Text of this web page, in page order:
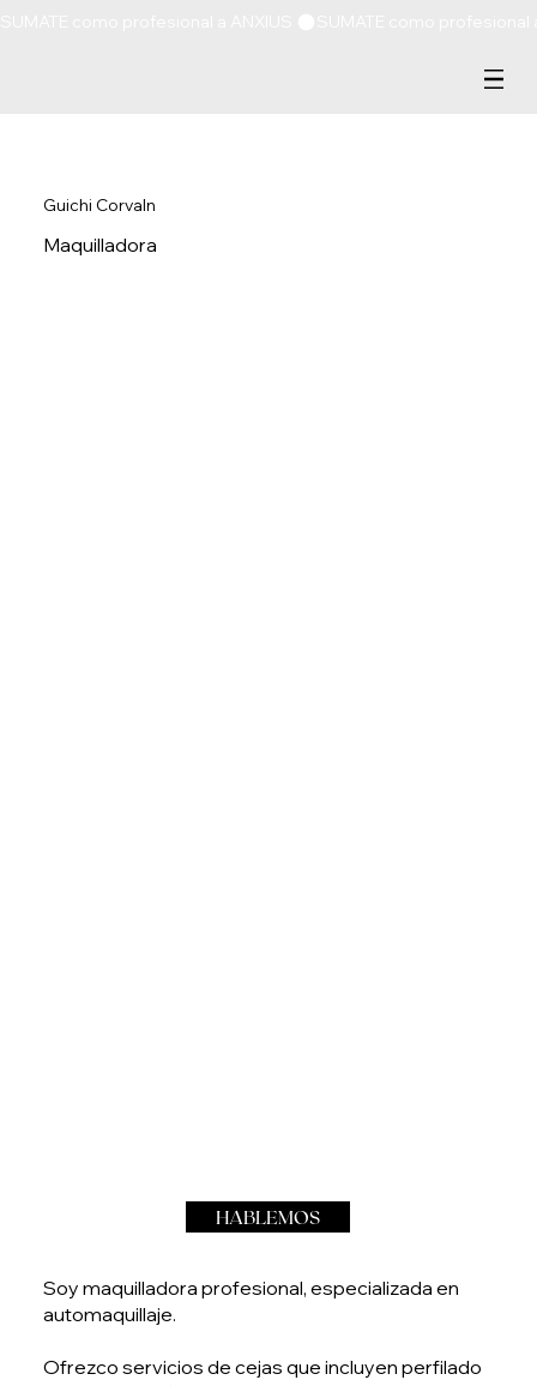
Guichi Corvaln
Maquilladora
HABLEMOS
Soy maquilladora profesional, especializada en
automaquillaje.
Ofrezco servicios de cejas que incluyen perfilado